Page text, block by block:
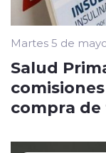
Martes 5 de
Salud
compra